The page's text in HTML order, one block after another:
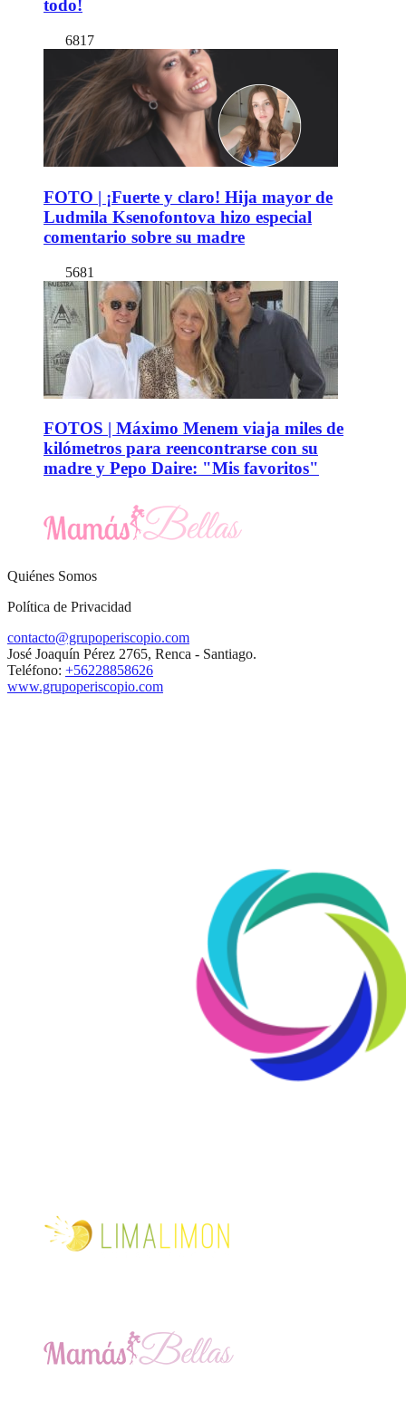
todo!
6817
FOTO | ¡Fuerte y claro! Hija mayor de
Ludmila Ksenofontova hizo especial
comentario sobre su madre
5681
FOTOS | Máximo Menem viaja miles de
kilómetros para reencontrarse con su
madre y Pepo Daire: "Mis favoritos"
Quiénes Somos
Política de Privacidad
contacto@grupoperiscopio.com
José Joaquín Pérez 2765, Renca - Santiago.
Teléfono: +56228858626
www.grupoperiscopio.com